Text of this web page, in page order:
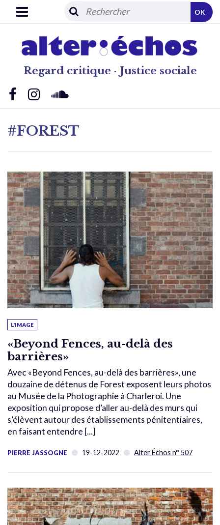
Regard critique · Justice sociale
OK
#FOREST
L'IMAGE
«Beyond Fences, au-delà des
barrières»
Avec «Beyond Fences, au-delà des barrières», une
douzaine de détenus de Forest exposent leurs photos
au Musée de la Photographie à Charleroi. Une
exposition qui propose d’aller au-delà des murs qui
s’élèvent autour des établissements pénitentiaires,
en faisant entendre [...]
PIERRE JASSOGNE 19-12-2022 Alter Échos n° 507